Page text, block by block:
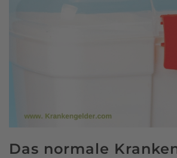
Das normale